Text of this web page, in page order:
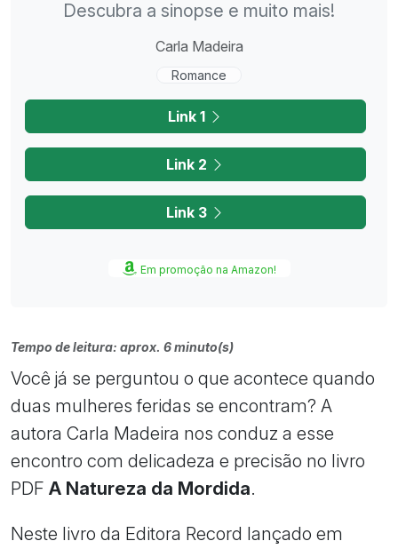
Descubra a sinopse e muito mais!
Carla Madeira
Romance
Link 1
Link 2
Link 3
Em promoção na Amazon!
Tempo de leitura: aprox. 6 minuto(s)
Você já se perguntou o que acontece quando
duas mulheres feridas se encontram? A
autora Carla Madeira nos conduz a esse
encontro com delicadeza e precisão no livro
PDF A Natureza da Mordida.
Neste livro da Editora Record lançado em